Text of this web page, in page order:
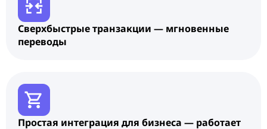
Сверхбыстрые транзакции — мгновенные
переводы
Простая интеграция для бизнеса — работает